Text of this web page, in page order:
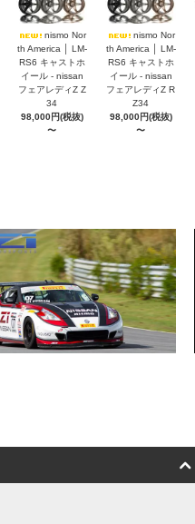
nismo Nor
th America │ LM-
RS6 キャストホ
イール - nissan
フェアレディZ Z
34
98,000円(税抜)
〜
nismo Nor
th America │ LM-
RS6 キャストホ
イール - nissan
フェアレディZ R
Z34
98,000円(税抜)
〜